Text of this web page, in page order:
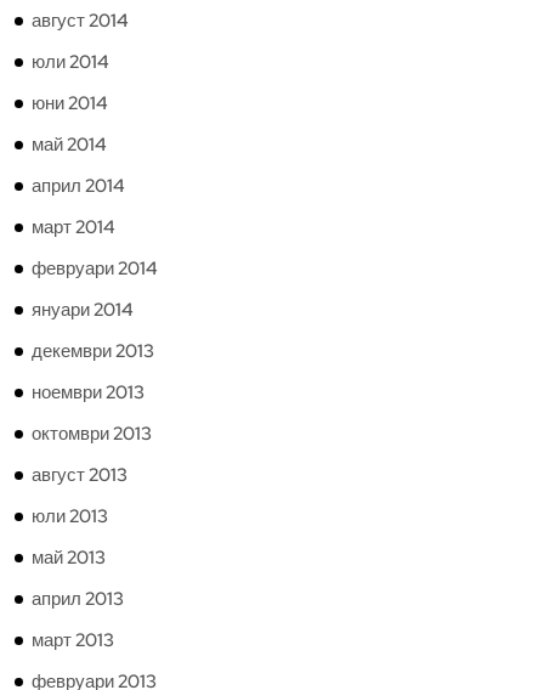
август 2014
юли 2014
юни 2014
май 2014
април 2014
март 2014
февруари 2014
януари 2014
декември 2013
ноември 2013
октомври 2013
август 2013
юли 2013
май 2013
април 2013
март 2013
февруари 2013